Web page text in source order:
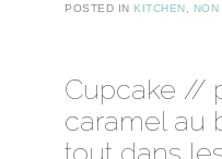
POSTED IN KITCHEN
Cupcake //
caramel au